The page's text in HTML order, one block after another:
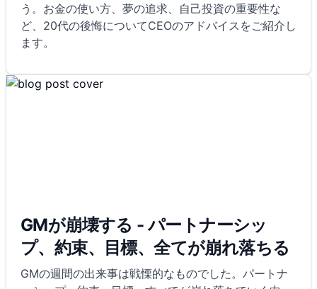
う。お金の使い方、夢の追求、自己投資の重要性な
ど、20代の後悔についてCEOのアドバイスをご紹介し
ます。
GMが崩壊する - パートナーシッ
プ、約束、目標、全てが崩れ落ちる
GMの週間の出来事は戦慄的なものでした。パートナ